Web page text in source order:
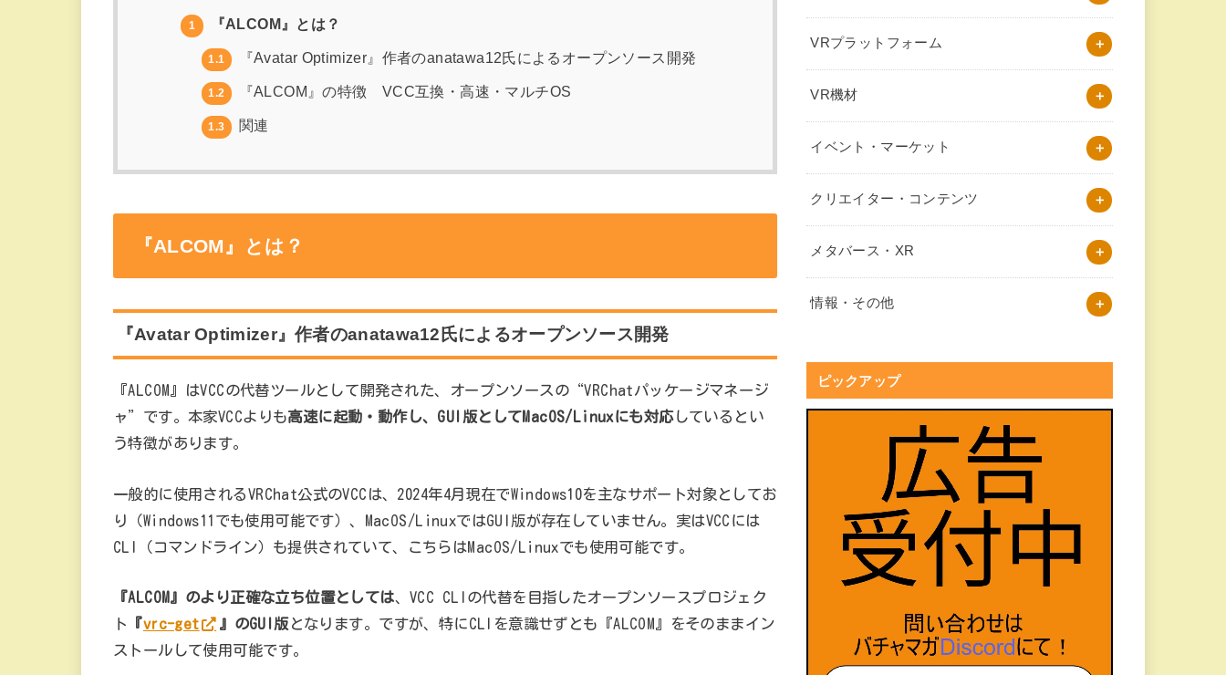
1 『ALCOM』とは？
1.1 『Avatar Optimizer』作者のanatawa12氏によるオープンソース開発
1.2 『ALCOM』の特徴 VCC互換・高速・マルチOS
1.3 関連
『ALCOM』とは？
『Avatar Optimizer』作者のanatawa12氏によるオープンソース開発
『ALCOM』はVCCの代替ツールとして開発された、オープンソースの“VRChatパッケージマネージ
ャ”です。本家VCCよりも高速に起動・動作し、GUI版としてMacOS/Linuxにも対応しているとい
う特徴があります。
一般的に使用されるVRChat公式のVCCは、2024年4月現在でWindows10を主なサポート対象としてお
り（Windows11でも使用可能です）、MacOS/LinuxではGUI版が存在していません。実はVCCには
CLI（コマンドライン）も提供されていて、こちらはMacOS/Linuxでも使用可能です。
『ALCOM』のより正確な立ち位置としては、VCC CLIの代替を目指したオープンソースプロジェク
ト
『vrc-get 』のGUI版となります。ですが、特にCLIを意識せずとも『ALCOM』をそのままイン
ストールして使用可能です。
VRプラットフォーム
VR機材
イベント・マーケット
クリエイター・コンテンツ
メタバース・XR
情報・その他
ピックアップ